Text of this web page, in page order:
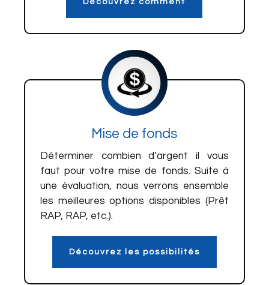
Découvrez comment
Mise de fonds
Déterminer combien d’argent il vous
faut pour votre mise de fonds. Suite à
une évaluation, nous verrons ensemble
les meilleures options disponibles (Prêt
RAP, RAP, etc.).
Découvrez les possibilités